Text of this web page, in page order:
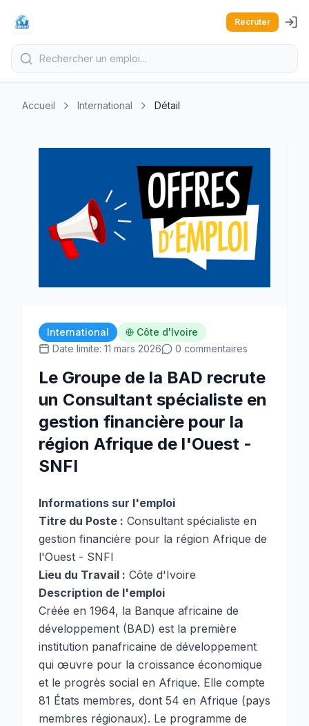
Recruter
Accueil International Détail
International
Côte d'Ivoire
Date limite: 11 mars 2026
0 commentaires
Le Groupe de la BAD recrute
un Consultant spécialiste en
gestion financière pour la
région Afrique de l'Ouest -
SNFI
Informations sur l'emploi
Titre du Poste : Consultant spécialiste en
gestion financière pour la région Afrique de
l'Ouest - SNFI
Lieu du Travail : Côte d'Ivoire
Description de l'emploi
Créée en 1964, la Banque africaine de
développement (BAD) est la première
institution panafricaine de développement
qui œuvre pour la croissance économique
et le progrès social en Afrique. Elle compte
81 États membres, dont 54 en Afrique (pays
membres régionaux). Le programme de